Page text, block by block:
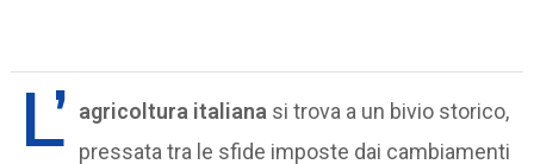
L’ agricoltura italiana si trova a un bivio storico,
pressata tra le sfide imposte dai cambiamenti